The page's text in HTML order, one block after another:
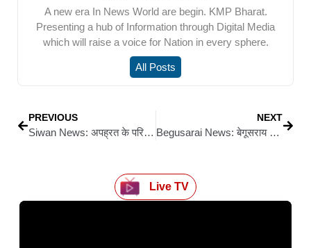
A new era In News World are begin. KMP Bharat.
Presenting a hub of Information through Digital Media
which will raise a voice for Nation in every sphere.
All Posts
PREVIOUS
Siwan News: अपह्रत के परिजनों से मिला कांग्रेस प्रतिनिधिमंडल, दिलाया न्याय का भरोसा
NEXT
Begusarai News: बेगूसराय में ईंट भट्ठा मजदूर की सिर कूचकर हत्या, इलाके में तनाव
Live TV